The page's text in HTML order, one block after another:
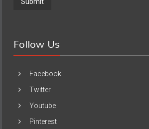
Follow Us
Facebook
Twitter
Youtube
Pinterest